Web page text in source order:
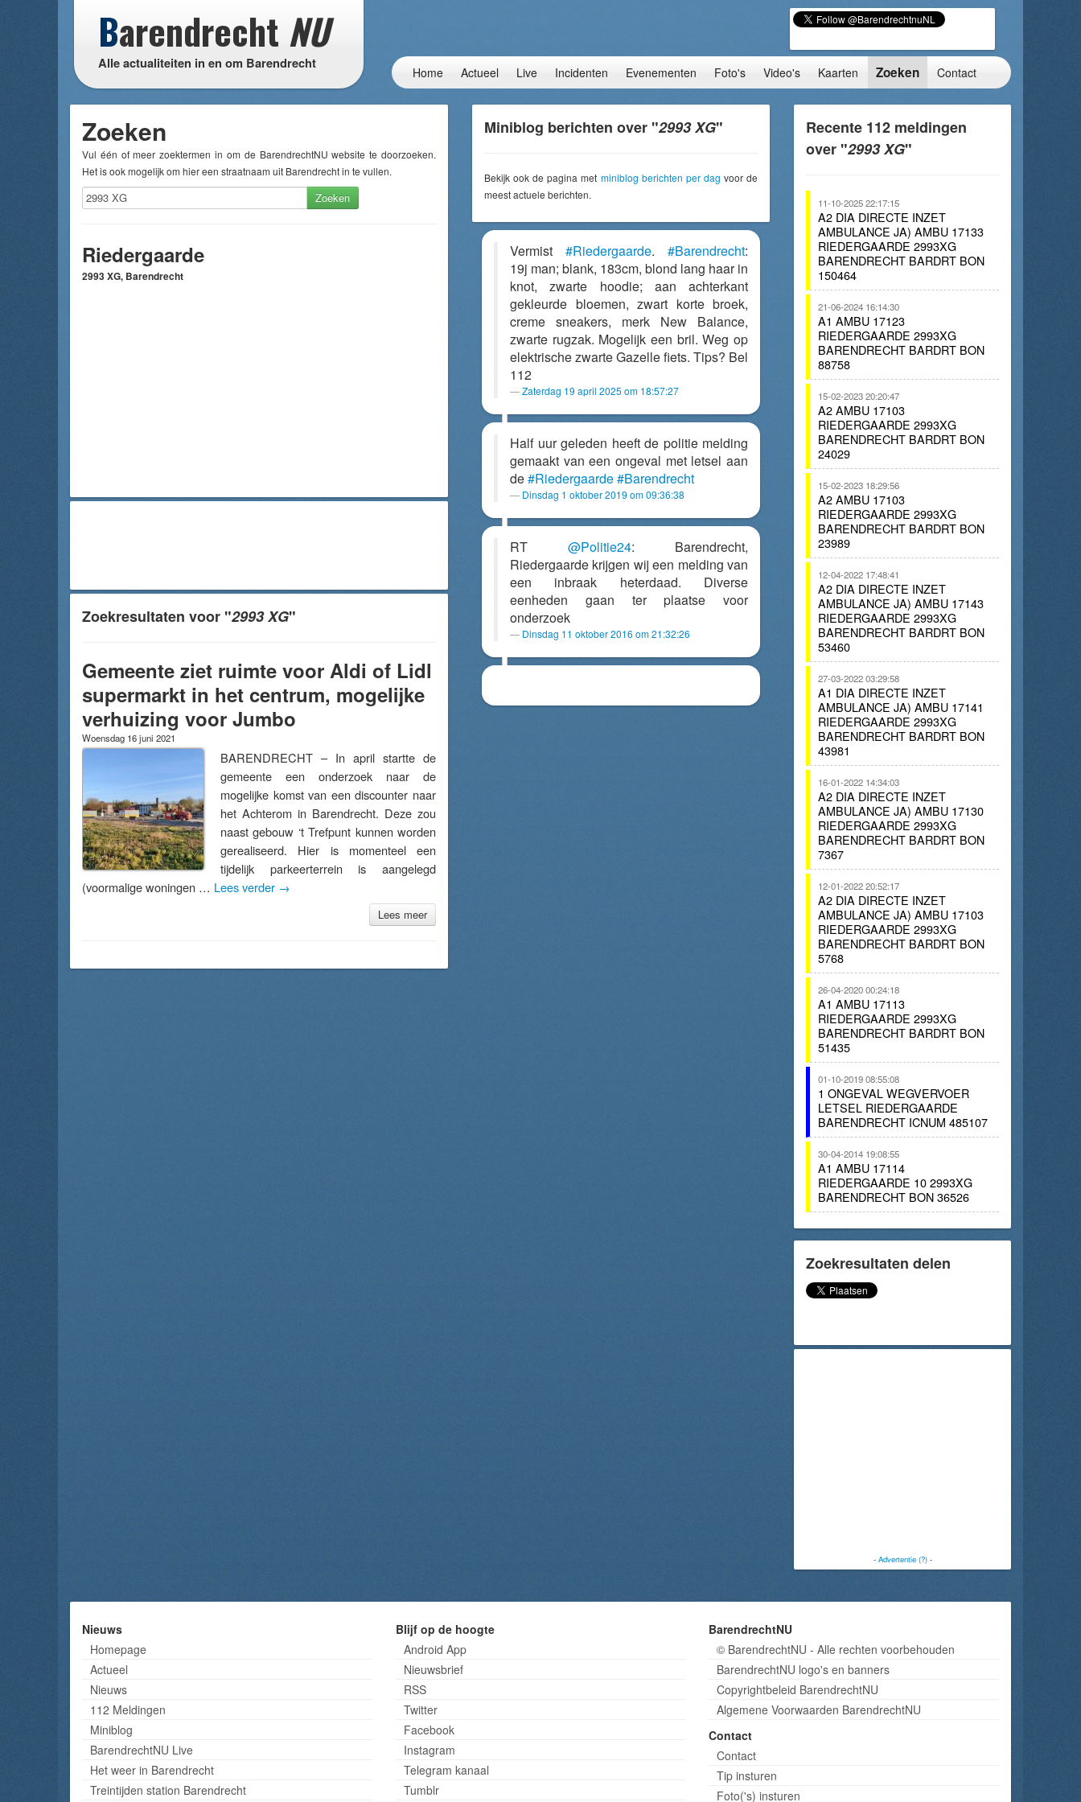
Barendrecht NU
Alle actualiteiten in en om Barendrecht
Home Actueel Live Incidenten Evenementen Foto's Video's Kaarten Zoeken Contact
Zoeken
Vul één of meer zoektermen in om de BarendrechtNU website te doorzoeken.
Het is ook mogelijk om hier een straatnaam uit Barendrecht in te vullen.
Zoeken
Riedergaarde
2993 XG, Barendrecht
Zoekresultaten voor "2993 XG"
Gemeente ziet ruimte voor Aldi of Lidl
supermarkt in het centrum, mogelijke
verhuizing voor Jumbo
Woensdag 16 juni 2021
BARENDRECHT – In april startte de
gemeente een onderzoek naar de
mogelijke komst van een discounter naar
het Achterom in Barendrecht. Deze zou
naast gebouw ‘t Trefpunt kunnen worden
gerealiseerd. Hier is momenteel een
tijdelijk parkeerterrein is aangelegd
(voormalige woningen … Lees verder →
Lees meer
Miniblog berichten over "2993 XG"
Bekijk ook de pagina met miniblog berichten per dag voor de
meest actuele berichten.
Vermist #Riedergaarde. #Barendrecht:
19j man; blank, 183cm, blond lang haar in
knot, zwarte hoodie; aan achterkant
gekleurde bloemen, zwart korte broek,
creme sneakers, merk New Balance,
zwarte rugzak. Mogelijk een bril. Weg op
elektrische zwarte Gazelle fiets. Tips? Bel
112
Zaterdag 19 april 2025 om 18:57:27
Half uur geleden heeft de politie melding
gemaakt van een ongeval met letsel aan
de#Riedergaarde#Barendrecht
Dinsdag 1 oktober 2019 om 09:36:38
RT @Politie24: Barendrecht,
Riedergaarde krijgen wij een melding van
een inbraak heterdaad. Diverse
eenheden gaan ter plaatse voor
onderzoek
Dinsdag 11 oktober 2016 om 21:32:26
Recente 112 meldingen
over "2993 XG"
11-10-2025 22:17:15
A2 DIA DIRECTE INZET
AMBULANCE JA) AMBU 17133
RIEDERGAARDE 2993XG
BARENDRECHT BARDRT BON
150464
21-06-2024 16:14:30
A1 AMBU 17123
RIEDERGAARDE 2993XG
BARENDRECHT BARDRT BON
88758
15-02-2023 20:20:47
A2 AMBU 17103
RIEDERGAARDE 2993XG
BARENDRECHT BARDRT BON
24029
15-02-2023 18:29:56
A2 AMBU 17103
RIEDERGAARDE 2993XG
BARENDRECHT BARDRT BON
23989
12-04-2022 17:48:41
A2 DIA DIRECTE INZET
AMBULANCE JA) AMBU 17143
RIEDERGAARDE 2993XG
BARENDRECHT BARDRT BON
53460
27-03-2022 03:29:58
A1 DIA DIRECTE INZET
AMBULANCE JA) AMBU 17141
RIEDERGAARDE 2993XG
BARENDRECHT BARDRT BON
43981
16-01-2022 14:34:03
A2 DIA DIRECTE INZET
AMBULANCE JA) AMBU 17130
RIEDERGAARDE 2993XG
BARENDRECHT BARDRT BON
7367
12-01-2022 20:52:17
A2 DIA DIRECTE INZET
AMBULANCE JA) AMBU 17103
RIEDERGAARDE 2993XG
BARENDRECHT BARDRT BON
5768
26-04-2020 00:24:18
A1 AMBU 17113
RIEDERGAARDE 2993XG
BARENDRECHT BARDRT BON
51435
01-10-2019 08:55:08
1 ONGEVAL WEGVERVOER
LETSEL RIEDERGAARDE
BARENDRECHT ICNUM 485107
30-04-2014 19:08:55
A1 AMBU 17114
RIEDERGAARDE 10 2993XG
BARENDRECHT BON 36526
Zoekresultaten delen
- Advertentie (?)-
Nieuws
Homepage
Actueel
Nieuws
112 Meldingen
Miniblog
BarendrechtNU Live
Het weer in Barendrecht
Treintijden station Barendrecht
Blijf op de hoogte
Android App
Nieuwsbrief
RSS
Twitter
Facebook
Instagram
Telegram kanaal
Tumblr
BarendrechtNU
© BarendrechtNU - Alle rechten voorbehouden
BarendrechtNU logo's en banners
Copyrightbeleid BarendrechtNU
Algemene Voorwaarden BarendrechtNU
Contact
Contact
Tip insturen
Foto('s) insturen